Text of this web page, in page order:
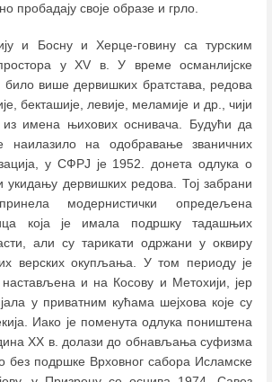
пробадају своје образе и грло.
и Босну и Херце-говину са турским
у XV в. У време османлијске
било више дервишких братстава, редова
бекташије, левије, меламије и др., чији
из имена њихових оснивача. Будући да
наилазило на одобравање званичних
у СФРЈ је 1952. донета одлука о
укидању дервишких редова. Тој забрани
модернистички опредељена
која је имала подршку тадашњих
али су тарикати одржани у оквиру
верских окупљања. У том периоду је
настављена и на Косову и Метохији, јер
у приватним кућама шејхова које су
Иако је поменута одлука поништена
XX в. долази до обнављања суфизма
без подршке Врховног сабора Исламске